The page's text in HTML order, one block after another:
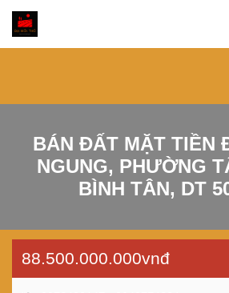
BÁN ĐẤT MẶT TIỀN
NGUNG, PHƯỜNG
BÌNH TÂN, DT
88.500.000.000vnđ